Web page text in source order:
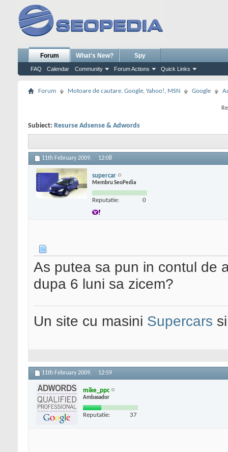
Forum
FAQ Calendar Community Forum Actions Quick Links
What's New? Spy
Forum Motoare de cautare. Google, Yahoo!, MSN Google
Subiect: Resurse Adsense & Adwords
11th February 2009, 12:08
supercar
Membru SeoPedia
Reputatie: 0
As putea sa pun in contul de
dupa 6 luni sa zicem?
Un site cu masini Supercars
11th February 2009, 12:59
mike_ppc
Ambasador
Reputatie: 37